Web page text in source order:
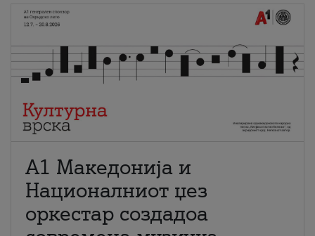
А1 Македонија и
Националниот џез
оркестар создадоа